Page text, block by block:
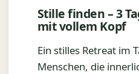
Stille finden – 3
mit vollem Kopf
Ein stilles Retreat im
Menschen, die